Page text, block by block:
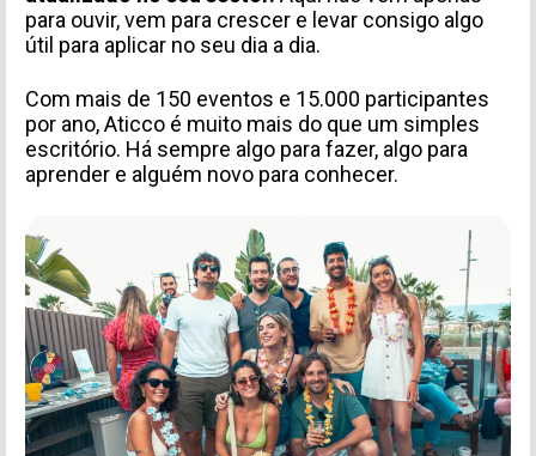
para ouvir, vem para crescer e levar consigo algo
útil para aplicar no seu dia a dia.
Com mais de 150 eventos e 15.000 participantes
por ano, Aticco é muito mais do que um simples
escritório. Há sempre algo para fazer, algo para
aprender e alguém novo para conhecer.